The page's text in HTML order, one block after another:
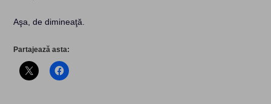
Aşa, de dimineaţă.
Partajează asta: